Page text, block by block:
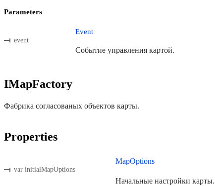
Parameters
event
Event
Событие управления картой.
IMapFactory
Фабрика согласованых объектов карты.
Properties
var initialMapOptions
MapOptions
Начальные настройки карты.